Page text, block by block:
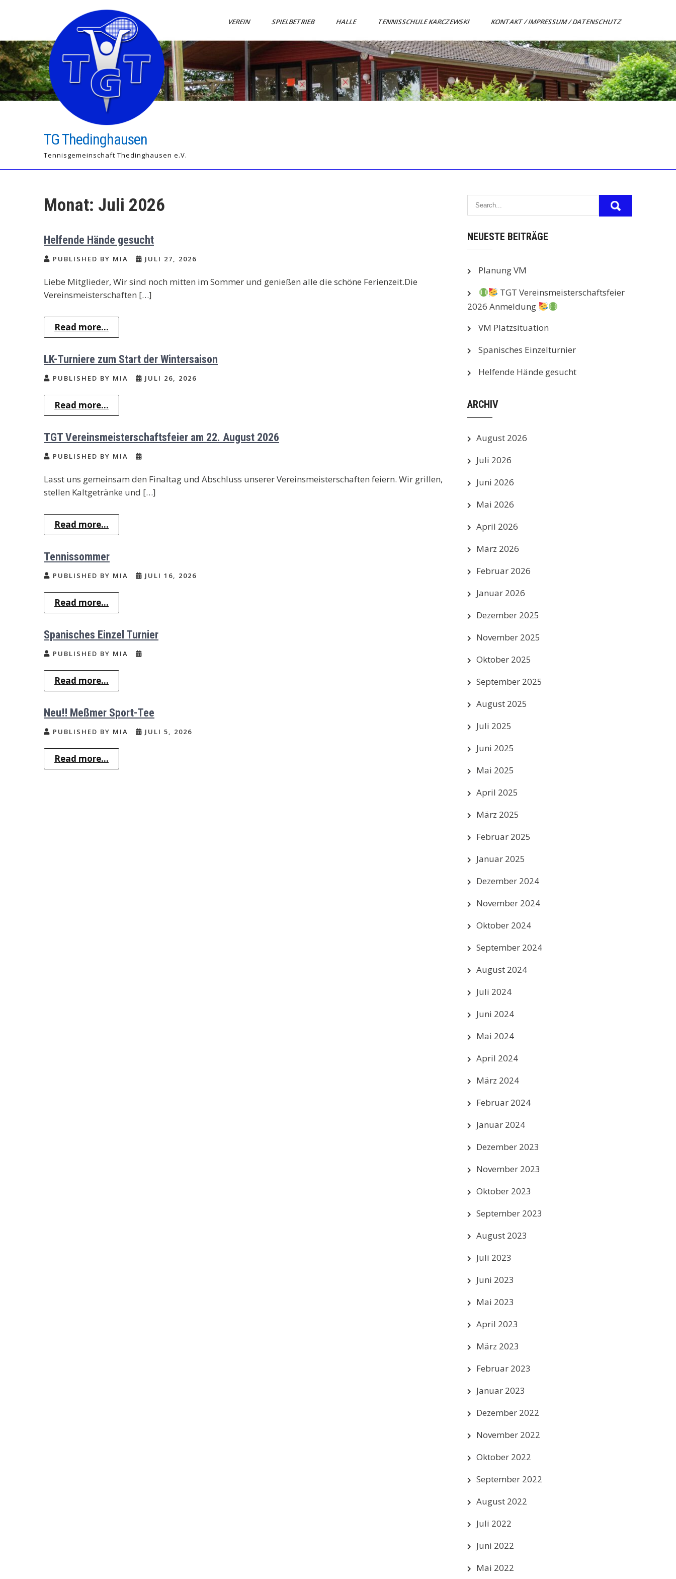
TG Thedinghausen
Tennisgemeinschaft Thedinghausen e.V.
VEREIN SPIELBETRIEB HALLE TENNISSCHULE KARCZEWSKI KONTAKT / IMPRESSUM / DATENSCHUTZ
Monat: Juli 2026
Helfende Hände gesucht
PUBLISHED BY MIA JULI 27, 2026
Liebe Mitglieder, Wir sind noch mitten im Sommer und genießen alle die schöne Ferienzeit.Die
Vereinsmeisterschaften […]
Read more...
LK-Turniere zum Start der Wintersaison
PUBLISHED BY MIA JULI 26, 2026
Read more...
TGT Vereinsmeisterschaftsfeier am 22. August 2026
PUBLISHED BY MIA
Lasst uns gemeinsam den Finaltag und Abschluss unserer Vereinsmeisterschaften feiern. Wir grillen,
stellen Kaltgetränke und […]
Read more...
Tennissommer
PUBLISHED BY MIA JULI 16, 2026
Read more...
Spanisches Einzel Turnier
PUBLISHED BY MIA
Read more...
Neu!! Meßmer Sport-Tee
PUBLISHED BY MIA JULI 5, 2026
Read more...
NEUESTE BEITRÄGE
Planung VM
TGT Vereinsmeisterschaftsfeier
2026 Anmeldung
VM Platzsituation
Spanisches Einzelturnier
Helfende Hände gesucht
ARCHIV
August 2026
Juli 2026
Juni 2026
Mai 2026
April 2026
März 2026
Februar 2026
Januar 2026
Dezember 2025
November 2025
Oktober 2025
September 2025
August 2025
Juli 2025
Juni 2025
Mai 2025
April 2025
März 2025
Februar 2025
Januar 2025
Dezember 2024
November 2024
Oktober 2024
September 2024
August 2024
Juli 2024
Juni 2024
Mai 2024
April 2024
März 2024
Februar 2024
Januar 2024
Dezember 2023
November 2023
Oktober 2023
September 2023
August 2023
Juli 2023
Juni 2023
Mai 2023
April 2023
März 2023
Februar 2023
Januar 2023
Dezember 2022
November 2022
Oktober 2022
September 2022
August 2022
Juli 2022
Juni 2022
Mai 2022